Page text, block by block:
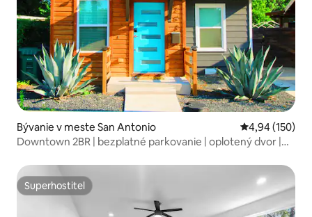
Bývanie v meste San Antonio Priemerné
4,94 (150)
Downtown 2BR | bezplatné parkovanie | oplotený dvor |
Superhostiteľ
Superhostiteľ